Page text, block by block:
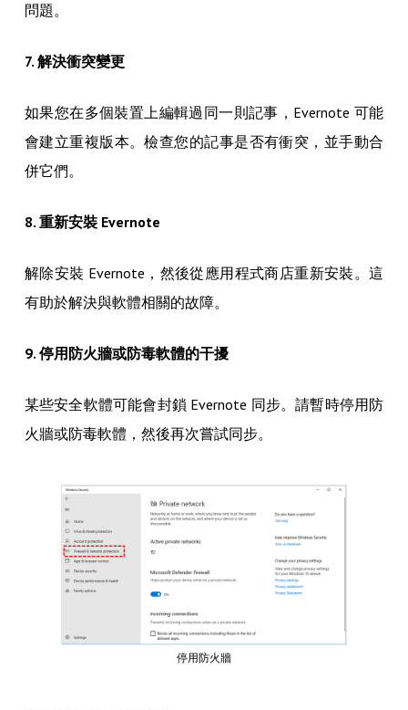
問題。
7. 解決衝突變更
如果您在多個裝置上編輯過同一則記事，Evernote 可能
會建立重複版本。檢查您的記事是否有衝突，並手動合
併它們。
8. 重新安裝 Evernote
解除安裝 Evernote，然後從應用程式商店重新安裝。這
有助於解決與軟體相關的故障。
9. 停用防火牆或防毒軟體的干擾
某些安全軟體可能會封鎖 Evernote 同步。請暫時停用防
火牆或防毒軟體，然後再次嘗試同步。
停用防火牆